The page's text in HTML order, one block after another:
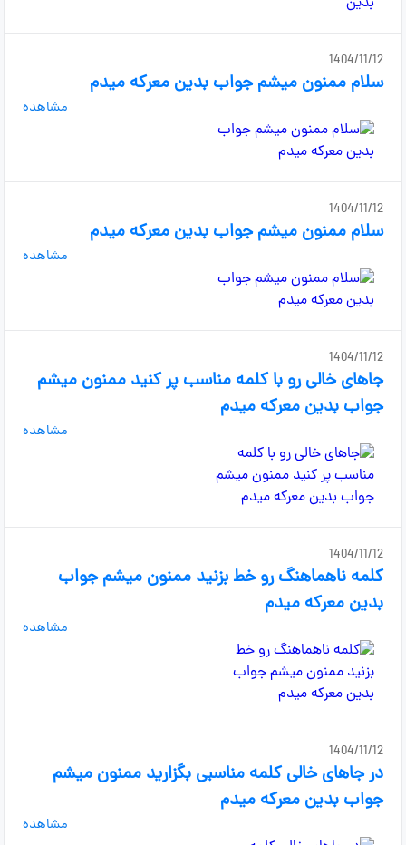
1404/11/12
سلام ممنون میشم جواب بدین معرکه میدم
مشاهده
1404/11/12
سلام ممنون میشم جواب بدین معرکه میدم
مشاهده
1404/11/12
جاهای خالی رو با کلمه مناسب پر کنید ممنون میشم
جواب بدین معرکه میدم
مشاهده
1404/11/12
کلمه ناهماهنگ رو خط بزنید ممنون میشم جواب
بدین معرکه میدم
مشاهده
1404/11/12
در جاهای خالی کلمه مناسبی بگزارید ممنون میشم
جواب بدین معرکه میدم
مشاهده